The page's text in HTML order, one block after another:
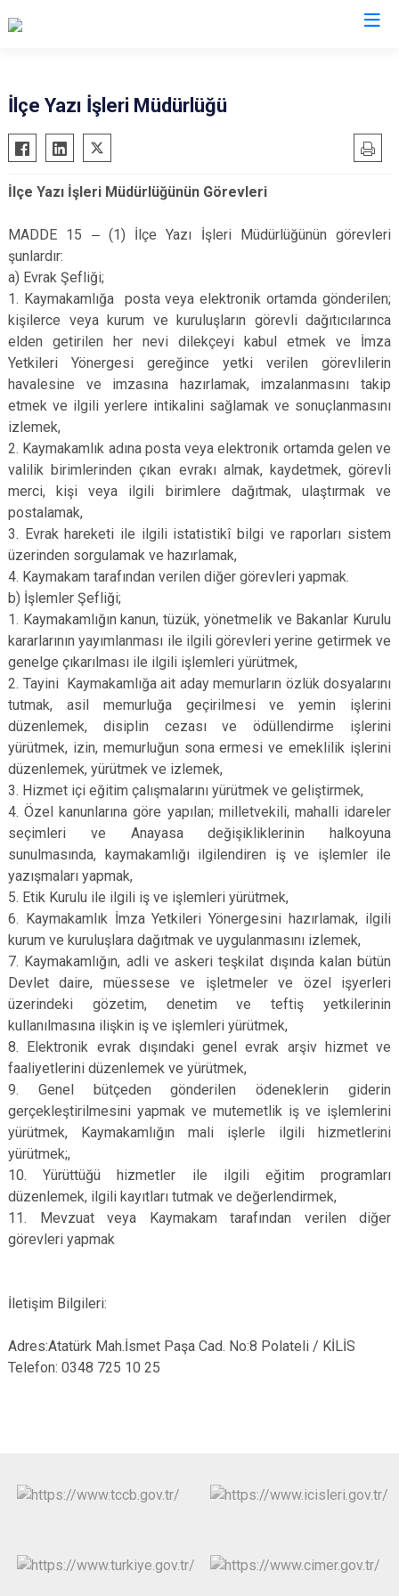
Elbeyli
Musabeyli
Polateli
İlçe Yazı İşleri Müdürlüğü
İlçe Yazı İşleri Müdürlüğünün Görevleri
MADDE 15 ‒ (1) İlçe Yazı İşleri Müdürlüğünün görevleri
şunlardır:
a) Evrak Şefliği;
1. Kaymakamlığa posta veya elektronik ortamda gönderilen;
kişilerce veya kurum ve kuruluşların görevli dağıtıcılarınca
elden getirilen her nevi dilekçeyi kabul etmek ve İmza
Yetkileri Yönergesi gereğince yetki verilen görevlilerin
havalesine ve imzasına hazırlamak, imzalanmasını takip
etmek ve ilgili yerlere intikalini sağlamak ve sonuçlanmasını
izlemek,
2. Kaymakamlık adına posta veya elektronik ortamda gelen ve
valilik birimlerinden çıkan evrakı almak, kaydetmek, görevli
merci, kişi veya ilgili birimlere dağıtmak, ulaştırmak ve
postalamak,
3. Evrak hareketi ile ilgili istatistikî bilgi ve raporları sistem
üzerinden sorgulamak ve hazırlamak,
4. Kaymakam tarafından verilen diğer görevleri yapmak.
b) İşlemler Şefliği;
1. Kaymakamlığın kanun, tüzük, yönetmelik ve Bakanlar Kurulu
kararlarının yayımlanması ile ilgili görevleri yerine getirmek ve
genelge çıkarılması ile ilgili işlemleri yürütmek,
2. Tayini Kaymakamlığa ait aday memurların özlük dosyalarını
tutmak, asil memurluğa geçirilmesi ve yemin işlerini
düzenlemek, disiplin cezası ve ödüllendirme işlerini
yürütmek, izin, memurluğun sona ermesi ve emeklilik işlerini
düzenlemek, yürütmek ve izlemek,
3. Hizmet içi eğitim çalışmalarını yürütmek ve geliştirmek,
4. Özel kanunlarına göre yapılan; milletvekili, mahalli idareler
seçimleri ve Anayasa değişikliklerinin halkoyuna
sunulmasında, kaymakamlığı ilgilendiren iş ve işlemler ile
yazışmaları yapmak,
5. Etik Kurulu ile ilgili iş ve işlemleri yürütmek,
6. Kaymakamlık İmza Yetkileri Yönergesini hazırlamak, ilgili
kurum ve kuruluşlara dağıtmak ve uygulanmasını izlemek,
7. Kaymakamlığın, adli ve askeri teşkilat dışında kalan bütün
Devlet daire, müessese ve işletmeler ve özel işyerleri
üzerindeki gözetim, denetim ve teftiş yetkilerinin
kullanılmasına ilişkin iş ve işlemleri yürütmek,
8. Elektronik evrak dışındaki genel evrak arşiv hizmet ve
faaliyetlerini düzenlemek ve yürütmek,
9. Genel bütçeden gönderilen ödeneklerin giderin
gerçekleştirilmesini yapmak ve mutemetlik iş ve işlemlerini
yürütmek, Kaymakamlığın mali işlerle ilgili hizmetlerini
yürütmek;,
10. Yürüttüğü hizmetler ile ilgili eğitim programları
düzenlemek, ilgili kayıtları tutmak ve değerlendirmek,
11. Mevzuat veya Kaymakam tarafından verilen diğer
görevleri yapmak
İletişim Bilgileri:
Adres:Atatürk Mah.İsmet Paşa Cad. No:8 Polateli / KİLİS
Telefon: 0348 725 10 25